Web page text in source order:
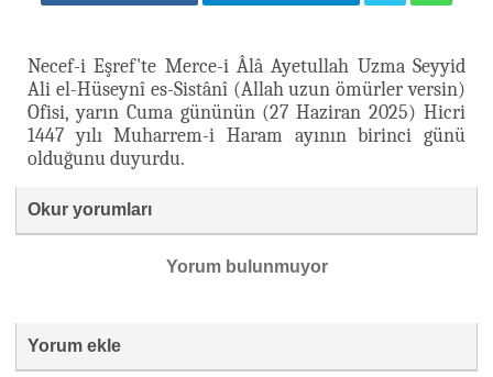
Necef-i Eşref'te Merce-i Âlâ Ayetullah Uzma Seyyid
Ali el-Hüseynî es-Sistânî (Allah uzun ömürler versin)
Ofisi, yarın Cuma gününün (27 Haziran 2025) Hicri
1447 yılı Muharrem-i Haram ayının birinci günü
olduğunu duyurdu.
Okur yorumları
Yorum bulunmuyor
Yorum ekle